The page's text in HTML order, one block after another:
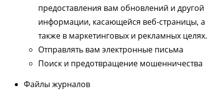
предоставления вам обновлений и другой
информации, касающейся веб-страницы, а
также в маркетинговых и рекламных целях.
Отправлять вам электронные письма
Поиск и предотвращение мошенничества
Файлы журналов